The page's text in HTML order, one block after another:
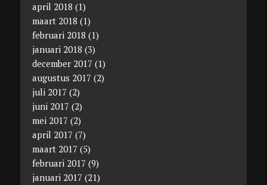
april 2018 (1)
maart 2018 (1)
februari 2018 (1)
januari 2018 (3)
december 2017 (1)
augustus 2017 (2)
juli 2017 (2)
juni 2017 (2)
mei 2017 (2)
april 2017 (7)
maart 2017 (5)
februari 2017 (9)
januari 2017 (21)